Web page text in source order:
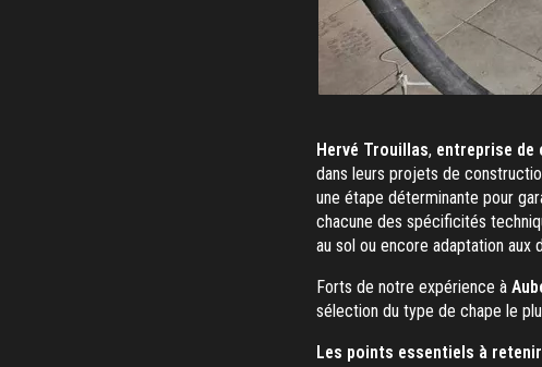
Hervé Trouillas, entreprise de
dans leurs projets de
une étape déterminante pour
chacune des spécificités
au sol ou encore adaptation
Forts de notre expérience à
sélection du type de chape le
Les points essentiels à